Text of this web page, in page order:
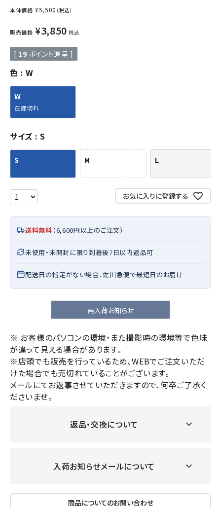
本体価格 ¥5,500 （税込）
販売価格 ¥3,850 税込
[ 19 ポイント進呈 ]
色 W
W
在庫切れ
サイズ S
S M L
お気に入りに登録する
送料無料 （6,600円以上のご注文）
未使用・未開封に限り到着後7日以内返品可
配送日の指定がない場合、佐川急便で最短日のお届け
再入荷お知らせ
※ お客様のパソコンの環境・また撮影時の環境等で色味
が違って見える場合があります。
※店頭でも販売を行っているため、WEBでご注文いただ
けた場合でも売切れていることがございます。
メールにてお返事させていただきますので、何卒ご了承く
ださいませ。
返品・交換について
入荷お知らせメールについて
商品についてのお問い合わせ